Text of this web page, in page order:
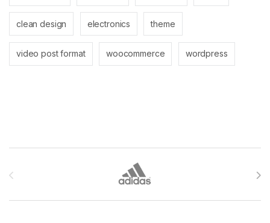
clean design electronics theme
video post format woocommerce wordpress